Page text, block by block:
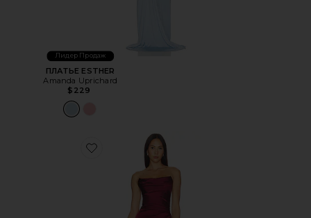
Лидер Продаж
ПЛАТЬЕ ESTHER
Amanda Uprichard
$229
Favorite ВЕЧЕРНЕЕ ПЛАТЬЕ TAYLOR